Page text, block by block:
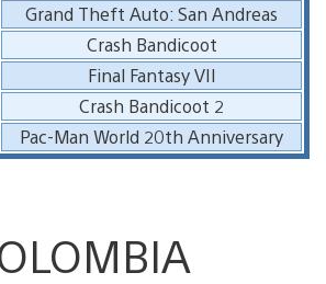
Grand Theft Auto: San Andreas
Crash Bandicoot
Final Fantasy VII
Crash Bandicoot 2
Pac-Man World 20th Anniversary